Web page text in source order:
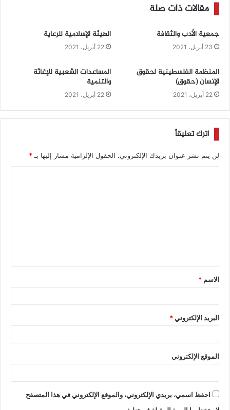
مقالات ذات صلة
جمعية الأدب والثقافة
23 أبريل، 2021
الهيئة الإسلامية للرعاية
22 أبريل، 2021
المنظمة الفلسطينية لحقوق
الإنسان (حقوق)
22 أبريل، 2021
المساعدات الشعبية للإغاثة
والتنمية
22 أبريل، 2021
اترك تعليقاً
لن يتم نشر عنوان بريدك الإلكتروني. الحقول الإلزامية مشار إليها بـ *
الاسم *
البريد الإلكتروني*
الموقع الإلكتروني
احفظ اسمي، بريدي الإلكتروني، والموقع الإلكتروني في هذا المتصفح